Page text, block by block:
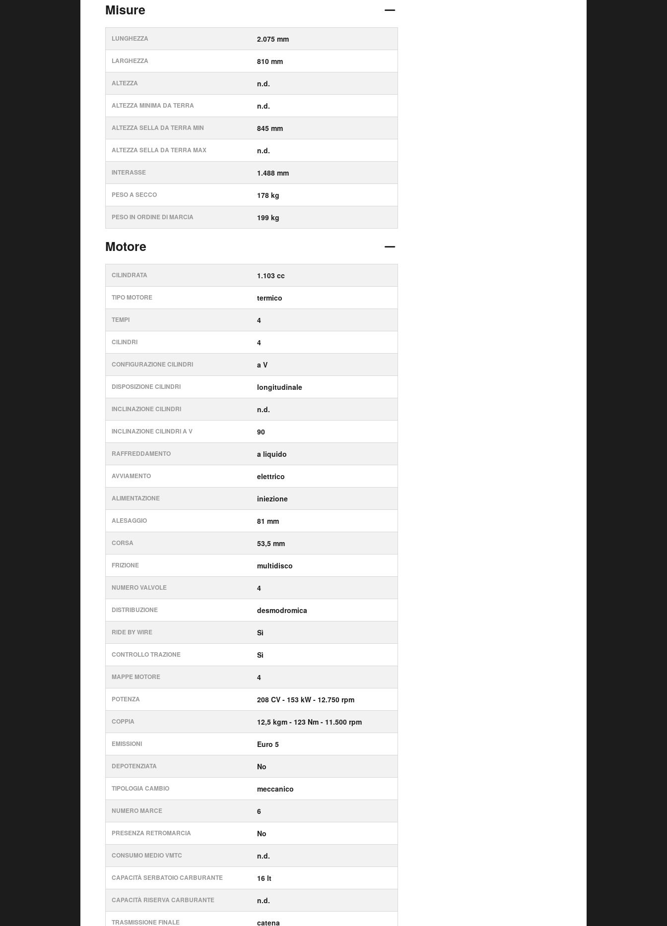
Misure
LUNGHEZZA 2.075 mm
LARGHEZZA 810 mm
ALTEZZA n.d.
ALTEZZA MINIMA DA TERRA n.d.
ALTEZZA SELLA DA TERRA MIN 845 mm
ALTEZZA SELLA DA TERRA MAX n.d.
INTERASSE 1.488 mm
PESO A SECCO 178 kg
PESO IN ORDINE DI MARCIA 199 kg
Motore
CILINDRATA 1.103 cc
TIPO MOTORE termico
TEMPI 4
CILINDRI 4
CONFIGURAZIONE CILINDRI a V
DISPOSIZIONE CILINDRI longitudinale
INCLINAZIONE CILINDRI n.d.
INCLINAZIONE CILINDRI A V 90
RAFFREDDAMENTO a liquido
AVVIAMENTO elettrico
ALIMENTAZIONE iniezione
ALESAGGIO 81 mm
CORSA 53,5 mm
FRIZIONE multidisco
NUMERO VALVOLE 4
DISTRIBUZIONE desmodromica
RIDE BY WIRE Sì
CONTROLLO TRAZIONE Sì
MAPPE MOTORE 4
POTENZA 208 CV - 153 kW - 12.750 rpm
COPPIA 12,5 kgm - 123 Nm - 11.500 rpm
EMISSIONI Euro 5
DEPOTENZIATA No
TIPOLOGIA CAMBIO meccanico
NUMERO MARCE 6
PRESENZA RETROMARCIA No
CONSUMO MEDIO VMTC n.d.
CAPACITÀ SERBATOIO CARBURANTE 16 lt
CAPACITÀ RISERVA CARBURANTE n.d.
TRASMISSIONE FINALE catena